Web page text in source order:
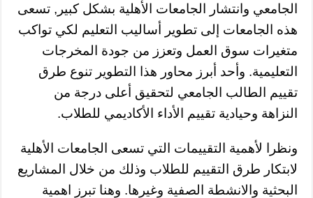
الجامعي وانتشار الجامعات الأهلية بشكل كبير, تسعى
هذه الجامعات إلى تطوير أساليب التعليم لكي تواكب
متغيرات سوق العمل وتعزز من جودة المخرجات
التعليمية. وأحد أبرز محاور هذا التطوير تنوع طرق
تقييم الطالب الجامعي لتحقيق أعلى درجة من
النزاهة وحيادية تقييم الأداء الأكاديمي للطلاب.
ونظرا لأهمية التقييمات التي تسعى الجامعات الأهلية
لابتكار طرق التقييم للطلاب وذلك من خلال المشاريع
البحثية والانشطة الصفية وغيرها. وهنا تبرز اهمية